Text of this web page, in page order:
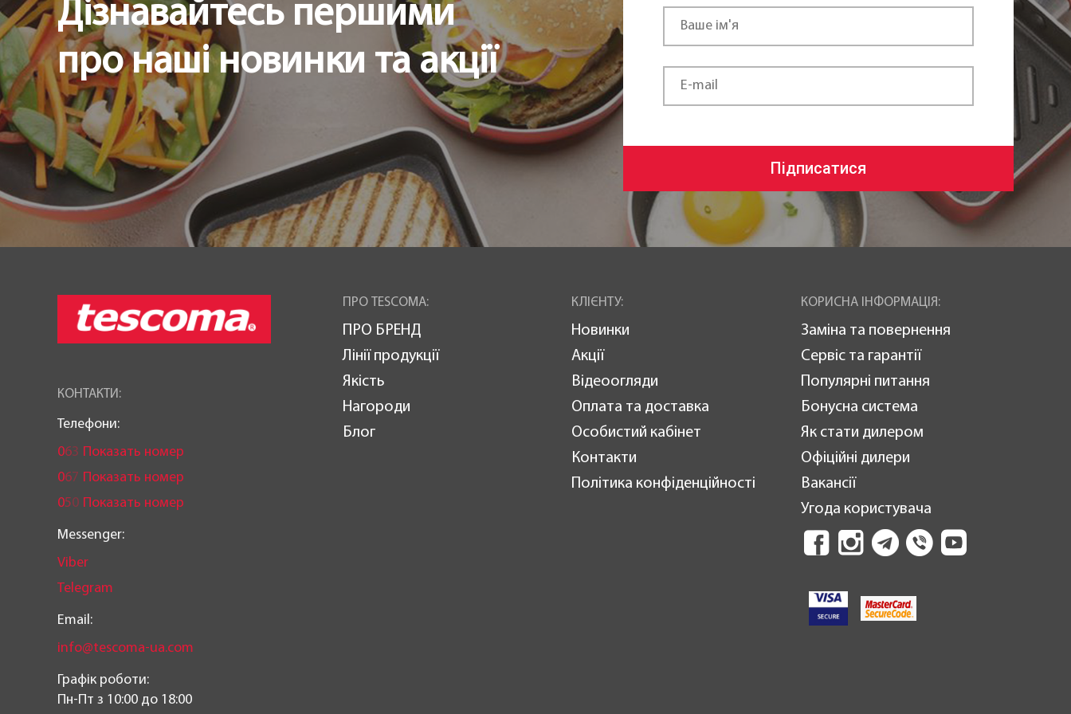
Дізнавайтесь першими
про наші новинки та акції
Підписатися
КОНТАКТИ:
Телефони:
063 Показать номер
067 Показать номер
050 Показать номер
Messenger:
Viber
Telegram
Email:
info@tescoma-ua.com
Графік роботи:
Пн-Пт з 10:00 до 18:00
ПРО TESCOMA:
ПРО БРЕНД
Лінії продукції
Якість
Нагороди
Блог
КЛІЄНТУ:
Новинки
Акції
Відеоогляди
Оплата та доставка
Особистий кабінет
Контакти
Політика конфіденційності
КОРИСНА ІНФОРМАЦІЯ:
Заміна та повернення
Сервіс та гарантії
Популярні питання
Бонусна система
Як стати дилером
Офіційні дилери
Вакансії
Угода користувача